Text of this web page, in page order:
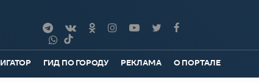
ГИД ПО ГОРОДУ РЕКЛАМА О ПОРТАЛЕ